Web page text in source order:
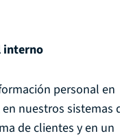
interno
personal en
nuestros sistemas
de clientes y en un